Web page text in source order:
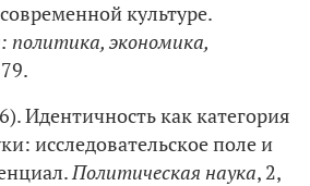
культуре.
политика, экономика,
Идентичность как категория
исследовательское поле и
Политическая наука, 2,